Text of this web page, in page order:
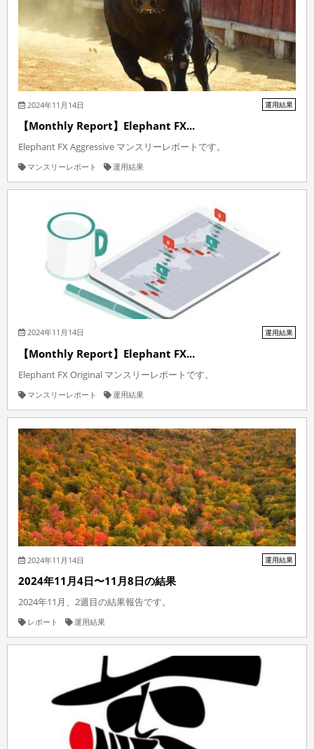
2024年11月14日 運用結果
【Monthly Report】Elephant FX...
Elephant FX Aggressive マンスリーレポートです。
マンスリーレポート 運用結果
2024年11月14日 運用結果
【Monthly Report】Elephant FX...
Elephant FX Original マンスリーレポートです。
マンスリーレポート 運用結果
2024年11月14日 運用結果
2024年11月4日〜11月8日の結果
2024年11月、2週目の結果報告です。
レポート 運用結果